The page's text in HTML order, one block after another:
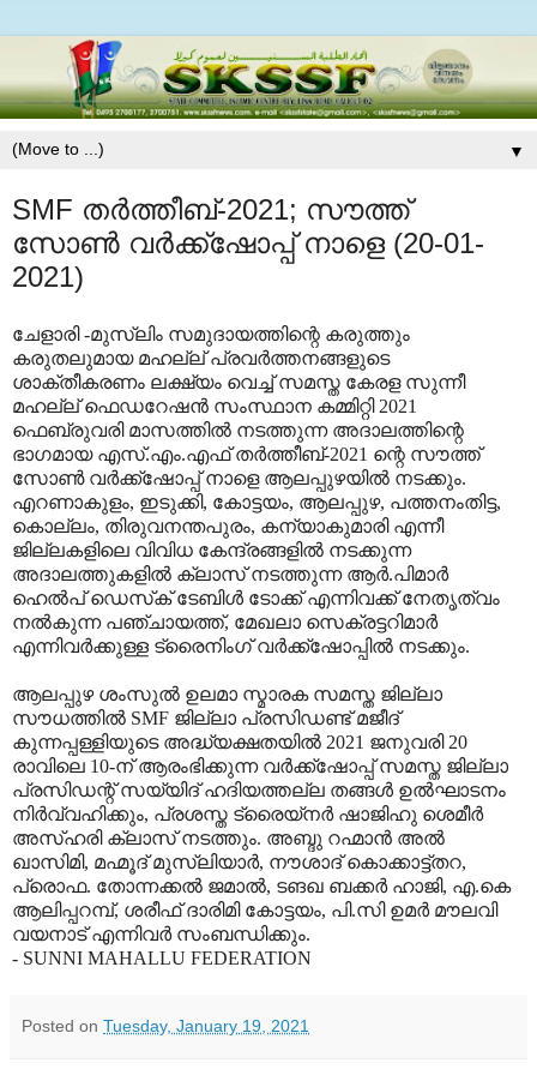
▼
SMF തര്‍ത്തീബ്-2021; സൗത്ത്
സോണ്‍ വര്‍ക്ക്‌ഷോപ്പ് നാളെ (20-01-
2021)
ചേളാരി -മുസ്‌ലിം സമുദായത്തിന്റെ കരുത്തും
കരുതലുമായ മഹല്ല് പ്രവര്‍ത്തനങ്ങളുടെ
ശാക്തീകരണം ലക്ഷ്യം വെച്ച് സമസ്ത കേരള സുന്നീ
മഹല്ല് ഫെഡറേഷന്‍ സംസ്ഥാന കമ്മിറ്റി 2021
ഫെബ്രുവരി മാസത്തില്‍ നടത്തുന്ന അദാലത്തിന്റെ
ഭാഗമായ എസ്.എം.എഫ് തര്‍ത്തീബ്-2021 ന്റെ സൗത്ത്
സോണ്‍ വര്‍ക്ക്‌ഷോപ്പ് നാളെ ആലപ്പുഴയില്‍ നടക്കും.
എറണാകുളം, ഇടുക്കി, കോട്ടയം, ആലപ്പുഴ, പത്തനംതിട്ട,
കൊല്ലം, തിരുവനന്തപുരം, കന്യാകുമാരി എന്നീ
ജില്ലകളിലെ വിവിധ കേന്ദ്രങ്ങളില്‍ നടക്കുന്ന
അദാലത്തുകളില്‍ ക്ലാസ് നടത്തുന്ന ആര്‍.പിമാര്‍
ഹെല്‍പ് ഡെസ്‌ക് ടേബിള്‍ ടോക്ക് എന്നിവക്ക് നേതൃത്വം
നല്‍കുന്ന പഞ്ചായത്ത്, മേഖലാ സെക്രട്ടറിമാര്‍
എന്നിവര്‍ക്കുള്ള ട്രൈനിംഗ് വര്‍ക്ക്‌ഷോപ്പില്‍ നടക്കും.
ആലപ്പുഴ ശംസുല്‍ ഉലമാ സ്മാരക സമസ്ത ജില്ലാ
സൗധത്തില്‍ SMF ജില്ലാ പ്രസിഡണ്ട് മജീദ്
കുന്നപ്പള്ളിയുടെ അദ്ധ്യക്ഷതയില്‍ 2021 ജനുവരി 20
രാവിലെ 10-ന് ആരംഭിക്കുന്ന വര്‍ക്ക്‌ഷോപ്പ് സമസ്ത ജില്ലാ
പ്രസിഡന്റ് സയ്യിദ് ഹദിയത്തല്ല തങ്ങള്‍ ഉല്‍ഘാടനം
നിര്‍വ്വഹിക്കും, പ്രശസ്ത ട്രൈയ്‌നര്‍ ഷാജിഹു ശെമീര്‍
അസ്ഹരി ക്ലാസ് നടത്തും. അബ്ദു റഹ്മാന്‍ അല്‍
ഖാസിമി, മഹ്മൂദ് മുസ്‌ലിയാര്‍, നൗശാദ് കൊക്കാട്ട്തറ,
പ്രൊഫ. തോന്നക്കല്‍ ജമാല്‍, ടങഖ ബക്കര്‍ ഹാജി, എ.കെ
ആലിപ്പറമ്പ്, ശരീഫ് ദാരിമി കോട്ടയം, പി.സി ഉമര്‍ മൗലവി
വയനാട് എന്നിവര്‍ സംബന്ധിക്കും.
- SUNNI MAHALLU FEDERATION
Posted on Tuesday, January 19, 2021